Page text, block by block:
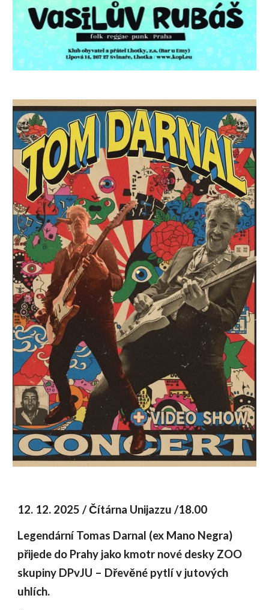
12. 12. 2025 / Čítárna Unijazzu /18.00
Legendární Tomas Darnal (ex Mano Negra)
přijede do Prahy jako kmotr nové desky ZOO
skupiny DPvJU – Dřevěné pytlí v jutových
uhlích.